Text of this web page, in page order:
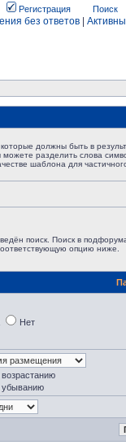
Регистрация Поиск
без ответов
должны быть в
можете разделить слова
шаблона для
поиск. Поиск в
опцию ниже.
Нет
возрастанию
убыванию